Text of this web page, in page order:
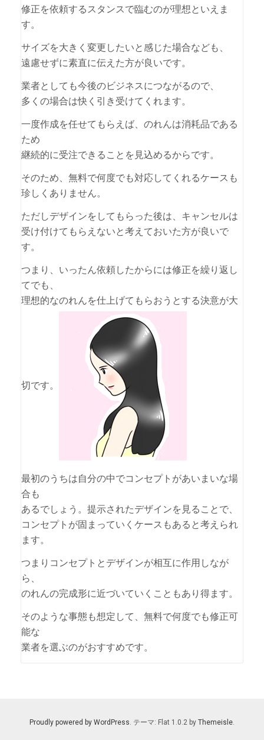
修正を依頼するスタンスで臨むのが理想といえま
す。
サイズを大きく変更したいと感じた場合なども、
遠慮せずに素直に伝えた方が良いです。
業者としても今後のビジネスにつながるので、
多くの場合は快く引き受けてくれます。
一度作成を任せてもらえば、のれんは消耗品である
ため
継続的に受注できることを見込めるからです。
そのため、無料で何度でも対応してくれるケースも
珍しくありません。
ただしデザインをしてもらった後は、キャンセルは
受け付けてもらえないと考えておいた方が良いで
す。
つまり、いったん依頼したからには修正を繰り返し
てでも、
理想的なのれんを仕上げてもらおうとする決意が大
切です。
最初のうちは自分の中でコンセプトがあいまいな場
合も
あるでしょう。提示されたデザインを見ることで、
コンセプトが固まっていくケースもあると考えられ
ます。
つまりコンセプトとデザインが相互に作用しなが
ら、
のれんの完成形に近づいていくこともあり得ます。
そのような事態も想定して、無料で何度でも修正可
能な
業者を選ぶのがおすすめです。
Proudly powered by WordPress. テーマ: Flat 1.0.2 by Themeisle.